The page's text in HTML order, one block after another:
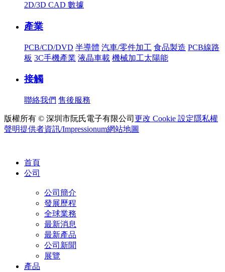
2D/3D CAD 數據
產業
PCB/CD/DVD 半導體 汽車/零件加工 食品製造 PCB線路
板 3C手機產業 液晶車載 機械加工太陽能
接觸
聯絡我們 售後服務
版權所有 © 深圳市阮氏電子有限公司 更改 Cookie 設定隱私權
聲明提供者資訊/Impressionum網站地圖
首頁
公司
公司簡介
發展歷程
全球業務
最新消息
最新產品
公司新聞
展覽
產品